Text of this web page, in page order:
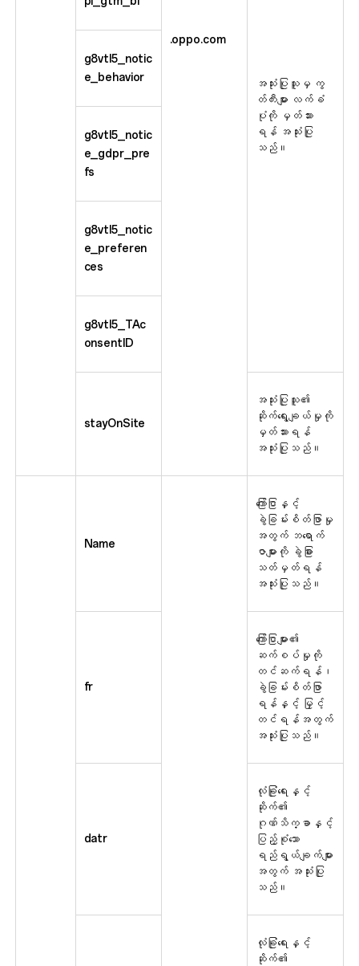
.oppo.com
အသုံးပြုသူမှ ကွ
တ်ကီးများ လက်ခံ
ပုံကို မှတ်သား
ရန် အသုံးပြု
သည်။
g8vtl5_notic
e_behavior
g8vtl5_notic
e_gdpr_pre
fs
g8vtl5_notic
e_preferen
ces
g8vtl5_TAc
onsentID
stayOnSite
အသုံးပြုသူ၏
ဆိုက်ရွေးချယ်မှုကို
မှတ်သားရန်
အသုံးပြုသည်။
Name
ကြော်ငြာနှင့်
ခွဲခြမ်းစိတ်ဖြာမှု
အတွက် ဘရောက်
ဇာများကို ခွဲခြား
သတ်မှတ်ရန်
အသုံးပြုသည်။
fr
ကြော်ငြာများ၏
ဆက်စပ်မှုကို
တင်ဆက်ရန်၊
ခွဲခြမ်းစိတ်ဖြာ
ရန်နှင့် မြှင့်
တင်ရန်အတွက်
အသုံးပြုသည်။
datr
လုံခြုံရေးနှင့်
ဆိုက်၏
ဂုဏ်သိက္ခာနှင့်
ပြည့်စုံသော
ရည်ရွယ်ချက်များ
အတွက် အသုံးပြု
သည်။
လုံခြုံရေးနှင့်
ဆိုက်၏